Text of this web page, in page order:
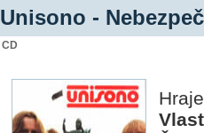
Unisono -
CD